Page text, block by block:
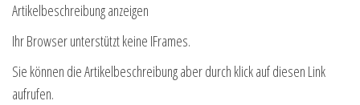
Artikelbeschreibung anzeigen
Ihr Browser unterstützt keine IFrames.
Sie können die Artikelbeschreibung aber durch klick auf diesen Link
aufrufen.